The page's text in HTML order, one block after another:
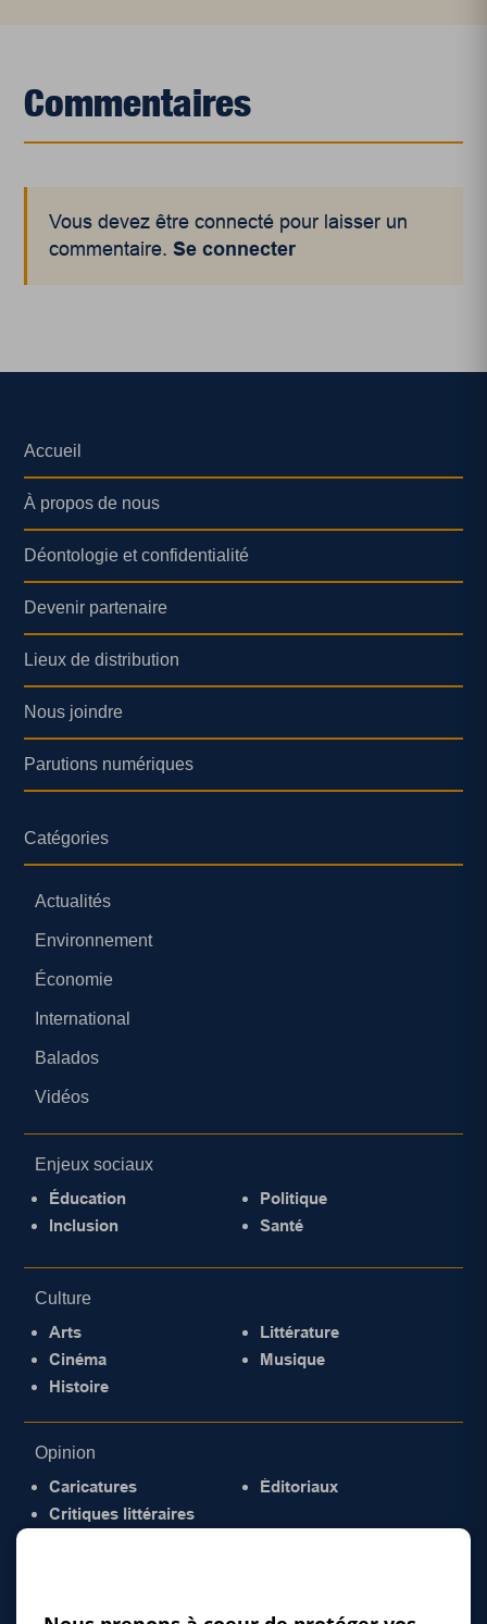
Commentaires
Vous devez être connecté pour laisser un
commentaire.Se connecter
Accueil
À propos de nous
Déontologie et confidentialité
Devenir partenaire
Lieux de distribution
Nous joindre
Parutions numériques
Catégories
Actualités
Environnement
Économie
International
Balados
Vidéos
Enjeux sociaux
Éducation
Inclusion
Politique
Santé
Culture
Arts
Cinéma
Histoire
Littérature
Musique
Opinion
Caricatures
Critiques littéraires
Éditoriaux